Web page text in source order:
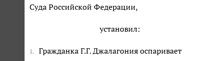
Суда Российской Федерации,
установил:
1.
Гражданка Г.Г. Джалагония оспаривает